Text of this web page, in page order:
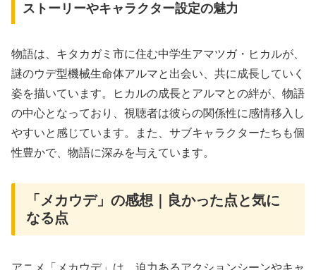
ストーリーやキャラクター設定の魅力
物語は、キタカガミ市に住む中学生アマツガ・ヒカルが、
謎のウデ型機械生命体アルマと出会い、共に成長していく
姿を描いています。ヒカルの成長とアルマとの絆が、物語
の中心となっており、視聴者は彼らの関係性に感情移入し
やすいと感じています。また、サブキャラクターたちも個
性豊かで、物語に深みを与えています。
「メカウデ」の感想｜良かった点と気に
なる点